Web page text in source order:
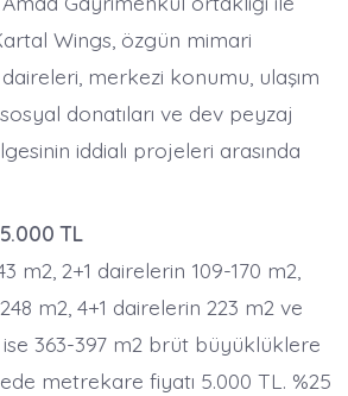
Wings, özgün mimari
merkezi konumu, ulaşım
sosyal donatıları ve dev peyzaj
iddialı projeleri arasında
TL
m2, 2+1 dairelerin 109-170 m2,
m2, 4+1 dairelerin 223 m2 ve
363-397 m2 brüt büyüklüklere
metrekare fiyatı 5.000 TL. %25